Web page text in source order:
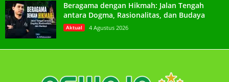
Beragama dengan Hikmah: Jalan Tengah
antara Dogma, Rasionalitas, dan Budaya
Aktual 4 Agustus 2026